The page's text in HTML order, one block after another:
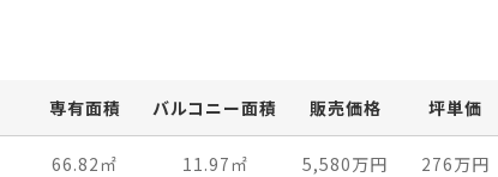
専有面積 バルコニー面積 販売価格 坪単価
66.82 ㎡ 11.97 ㎡ 5,580万円 276万円